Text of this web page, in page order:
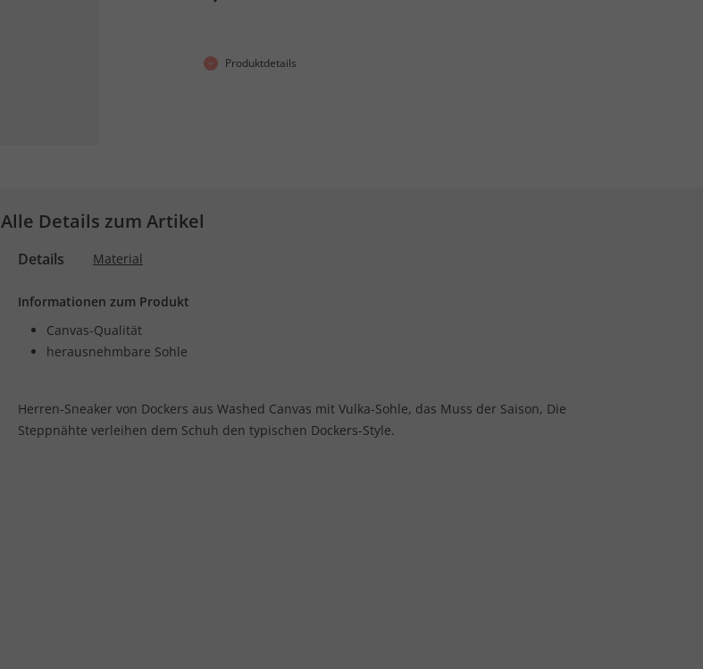
Produktdetails
Alle Details zum Artikel
Details Material
Informationen zum Produkt
Canvas-Qualität
herausnehmbare Sohle
Herren-Sneaker von Dockers aus Washed Canvas mit Vulka-Sohle, das Muss der Saison, Die
Steppnähte verleihen dem Schuh den typischen Dockers-Style.